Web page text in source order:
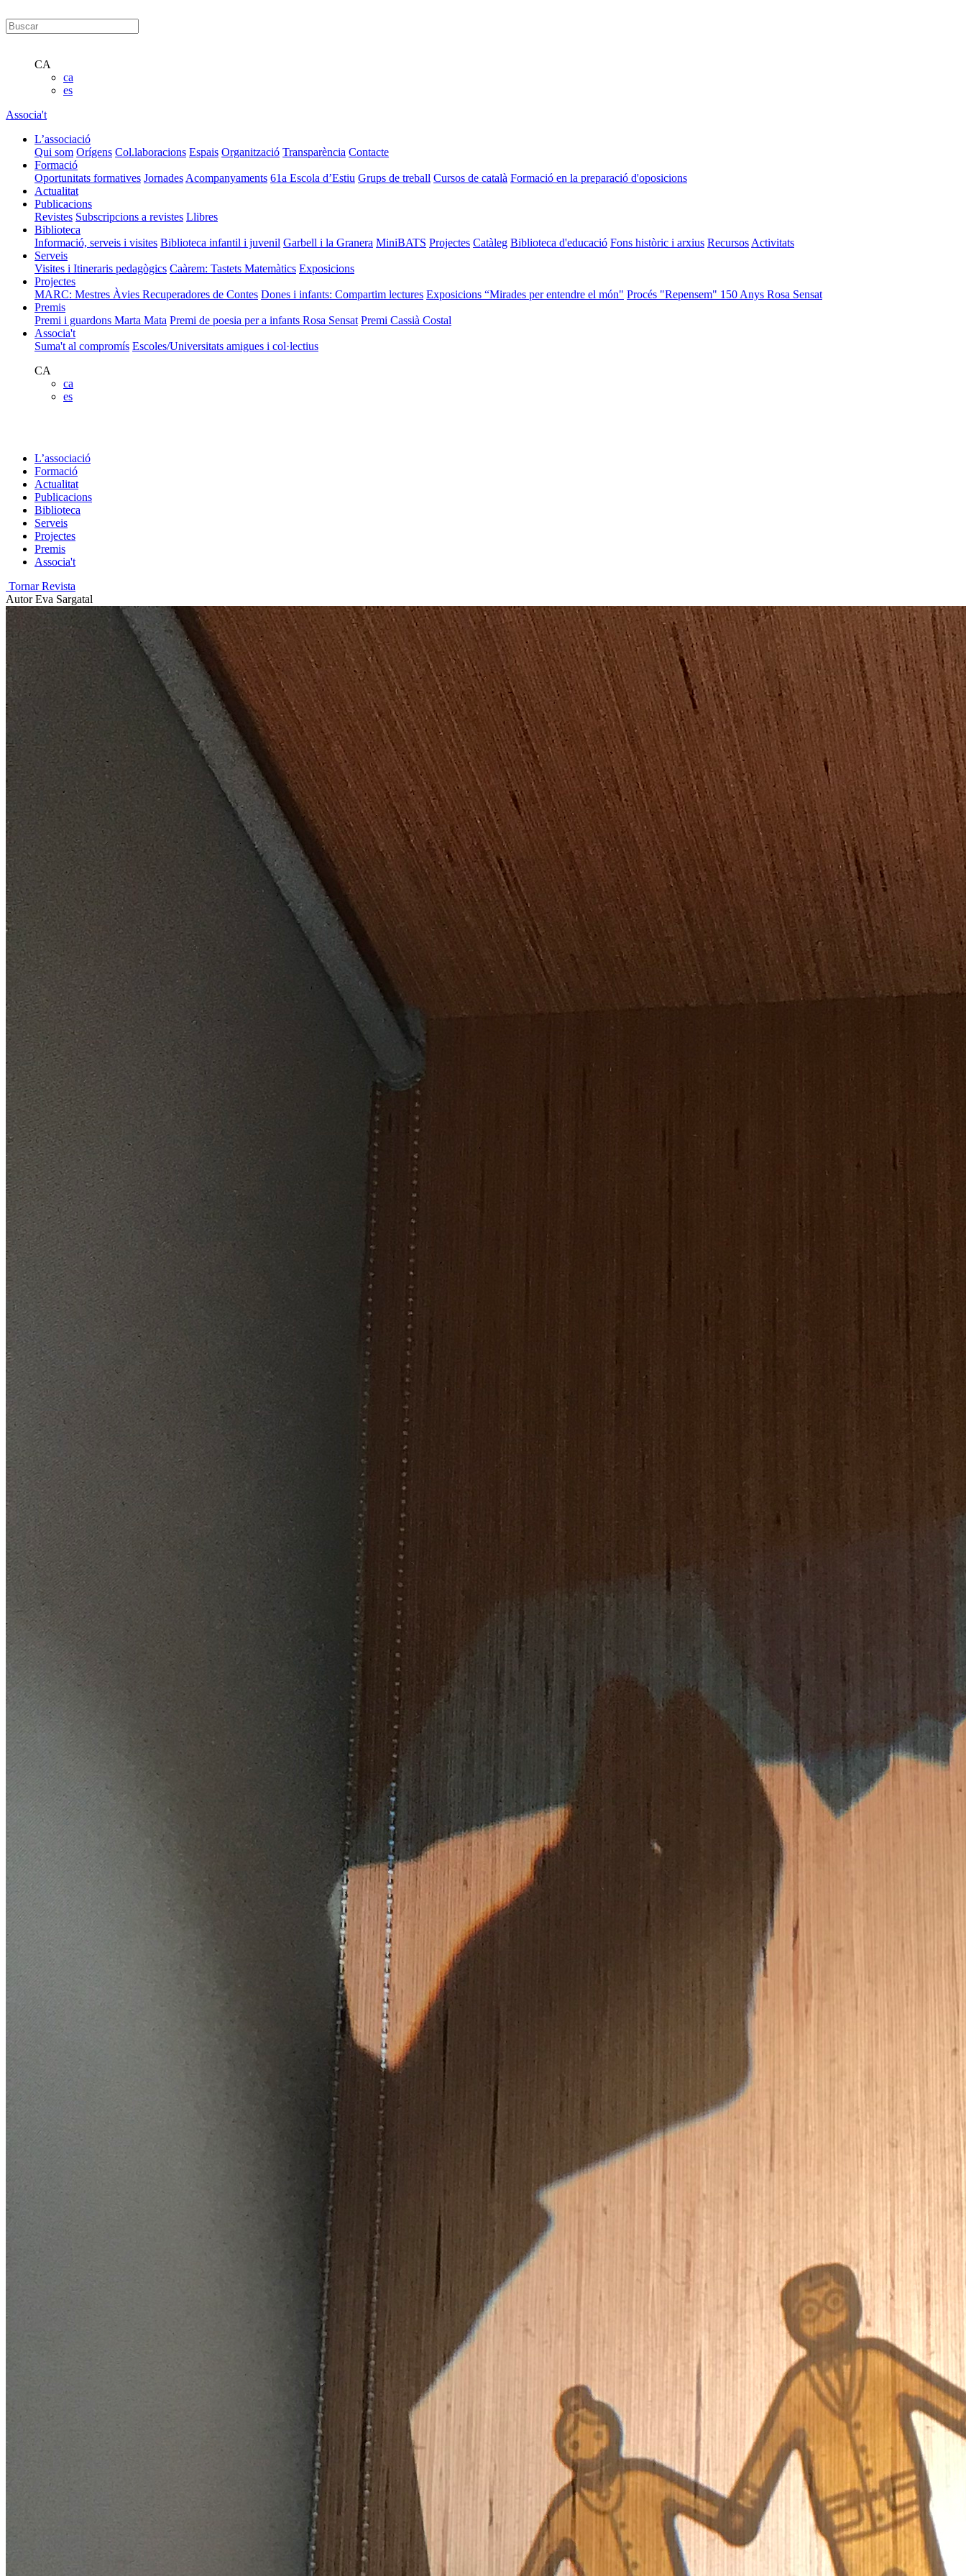
CA
ca
es
Associa't
L’associació
Qui som Orígens Col.laboracions Espais Organització Transparència Contacte
Formació
Oportunitats formatives Jornades Acompanyaments 61a Escola d’Estiu Grups de treball Cursos de català Formació en la preparació d'oposicions
Actualitat
Publicacions
Revistes Subscripcions a revistes Llibres
Biblioteca
Informació, serveis i visites Biblioteca infantil i juvenil Garbell i la Granera MiniBATS Projectes Catàleg Biblioteca d'educació Fons històric i arxius Recursos Activitats
Serveis
Visites i Itineraris pedagògics Caàrem: Tastets Matemàtics Exposicions
Projectes
MARC: Mestres Àvies Recuperadores de Contes Dones i infants: Compartim lectures Exposicions “Mirades per entendre el món" Procés "Repensem" 150 Anys Rosa Sensat
Premis
Premi i guardons Marta Mata Premi de poesia per a infants Rosa Sensat Premi Cassià Costal
Associa't
Suma't al compromís Escoles/Universitats amigues i col·lectius
CA
ca
es
L’associació
Formació
Actualitat
Publicacions
Biblioteca
Serveis
Projectes
Premis
Associa't
Tornar Revista
Autor Eva Sargatal